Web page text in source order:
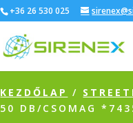
+36 26 530 025
KEZDŐLAP /
50 DB/CSOMAG